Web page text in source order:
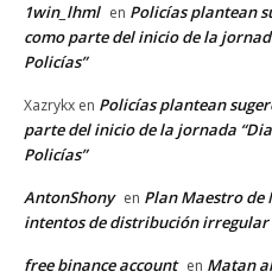
1win_lhml en Policías plantean
como parte del inicio de la
Policías”
Xazrykx en Policías plantean
parte del inicio de la jornada
Policías”
AntonShony en Plan Maestro
intentos de distribución irregular
free binance account en Matan